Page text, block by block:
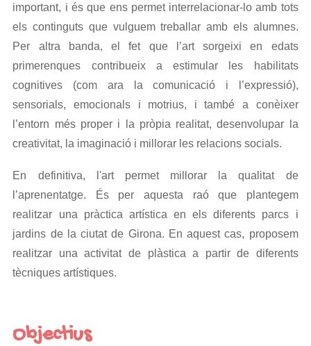
important, i és que ens permet interrelacionar-lo amb tots
els continguts que vulguem treballar amb els alumnes.
Per altra banda, el fet que l’art sorgeixi en edats
primerenques contribueix a estimular les habilitats
cognitives (com ara la comunicació i l’expressió),
sensorials, emocionals i motrius, i també a conèixer
l’entorn més proper i la pròpia realitat, desenvolupar la
creativitat, la imaginació i millorar les relacions socials.
En definitiva, l'art permet millorar la qualitat de
l’aprenentatge. És per aquesta raó que plantegem
realitzar una pràctica artística en els diferents parcs i
jardins de la ciutat de Girona. En aquest cas, proposem
realitzar una activitat de plàstica a partir de diferents
tècniques artístiques.
Objectius